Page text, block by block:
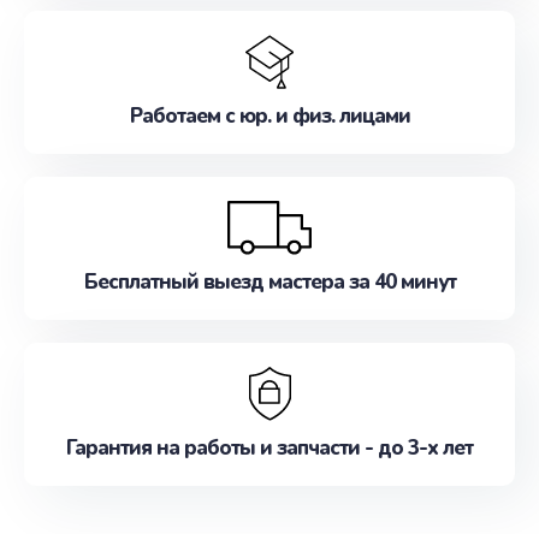
Работаем с юр. и физ. лицами
Бесплатный выезд мастера за 40 минут
Гарантия на работы и запчасти - до 3-х лет